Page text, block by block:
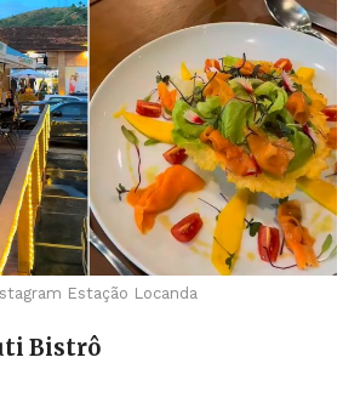
Estação Locanda
Bistrô